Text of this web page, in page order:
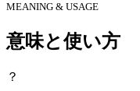
MEANING & USAGE
意味と使い方
？